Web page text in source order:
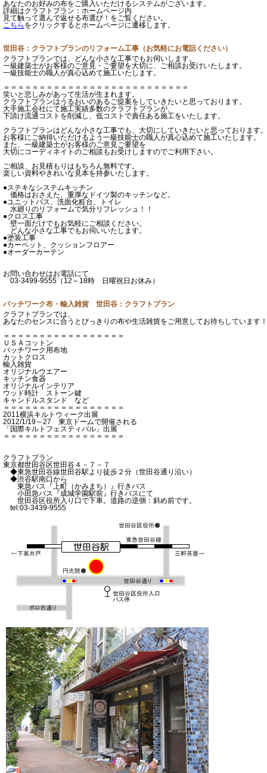
あなたのお好みの布をご購入いただけるシステムがございます。
詳細はクラフトプラン：ホームページ内
見て触って選んで返せる布選び！をご覧ください。
こちら をクリックするとホームページに遷移します。
世田谷：クラフトプランのリフォーム工事（お気軽にお電話ください）
クラフトプランでは、どんな小さな工事でもお伺いします。
一級建築士がお客様のご意見・ご要望を大切に、ご相談お受けいたします。
一級技能士の職人が真心込めて施工いたします。
＝＝＝＝＝＝＝＝＝＝＝＝＝＝＝＝＝＝＝＝＝＝＝＝＝＝
笑いと悲しみがあって生活が生まれます。
クラフトプランはうるおいのあるご提案をしていきたいと思っております。
大手施工会社にて施工実績多数のクラフトプランが、
下請け流通コストを削減し、低コストで責任ある施工をいたします。
クラフトプランはどんな小さな工事でも、大切にしていきたいと思っております。
お客様にご納得いただけるよう一級技能士の職人が真心込めて施工いたします。
また、一級建築士がお客様のご意見ご要望を
大切にコーディネイトのご相談もお受けしますのでご利用下さい。
ご相談、お見積もりはもちろん無料です。
楽しい資料やきれいな見本を持参いたします。
●ステキなシステムキッチン
価格はおさえた、重厚なドイツ製のキッチンなど。
●ユニットバス、洗面化粧台、トイレ
水廻りのリフォームで気分リフレッシュ！！
●クロス工事
壁一面だけでもお気軽にご相談ください。
どんな小さな工事でもお伺いいたします。
●塗装工事
●カーペット、クッションフロアー
●オーダーカーテン
お問い合わせはお電話にて
03-3499-9555（12～18時 日曜祝日お休み）
パッチワーク布・輸入雑貨 世田谷：クラフトプラン
クラフトプランでは、
あなたのセンスに合うとびっきりの布や生活雑貨をご用意してお待ちしています！
＝＝＝＝＝＝＝＝＝＝＝＝＝＝＝＝＝
ＵＳＡコットン
パッチワーク用布地
カットクロス
輸入雑貨
オリジナルウエアー
キッチン食器
オリジナルインテリア
ウッド時計 ストーン鍵
キャンドルスタンド など
＝＝＝＝＝＝＝＝＝＝＝＝＝＝＝＝＝
2011横浜キルトウィーク出展
2012/1/19～27 東京ドームで開催される
「国際キルトフェスティバル」出展
＝＝＝＝＝＝＝＝＝＝＝＝＝＝＝＝＝
クラフトプラン
東京都世田谷区世田谷４－７－７
◆東急世田谷線世田谷駅より徒歩２分（世田谷通り沿い）
◆渋谷駅南口から
東急バス『上町（かみまち）』行きバス
小田急バス『成城学園駅前』行きバスにて
世田谷区役所入り口で下車。道路の逆側：斜め前です。
tel:03-3439-9555